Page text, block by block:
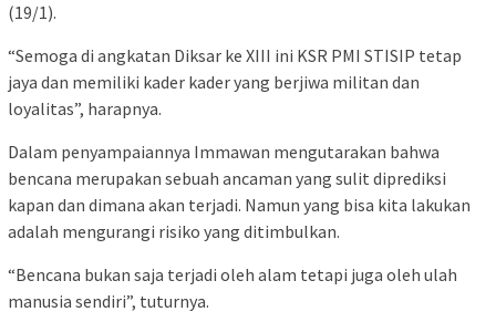
(19/1).
“Semoga di angkatan Diksar ke XIII ini KSR PMI STISIP tetap
jaya dan memiliki kader kader yang berjiwa militan dan
loyalitas”, harapnya.
Dalam penyampaiannya Immawan mengutarakan bahwa
bencana merupakan sebuah ancaman yang sulit diprediksi
kapan dan dimana akan terjadi. Namun yang bisa kita lakukan
adalah mengurangi risiko yang ditimbulkan.
“Bencana bukan saja terjadi oleh alam tetapi juga oleh ulah
manusia sendiri”, tuturnya.